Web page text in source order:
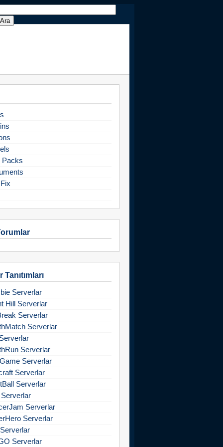
Packs
Tanıtımları
Serverlar
Hill Serverlar
Serverlar
Serverlar
Serverlar
Serverlar
Serverlar
Serverlar
Serverlar
Serverlar
Serverlar